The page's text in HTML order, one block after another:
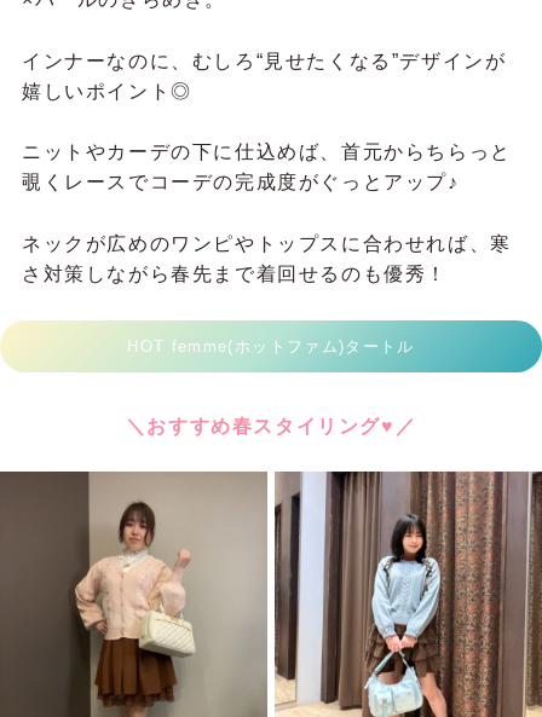
インナーなのに、むしろ“見せたくなる”デザインが
嬉しいポイント◎
ニットやカーデの下に仕込めば、首元からちらっと
覗くレースでコーデの完成度がぐっとアップ♪
ネックが広めのワンピやトップスに合わせれば、寒
さ対策しながら春先まで着回せるのも優秀！
HOT femme(ホットファム)タートル
＼おすすめ春スタイリング♥／